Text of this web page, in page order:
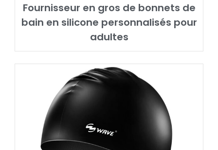
Fournisseur en gros de bonnets de
bain en silicone personnalisés pour
adultes